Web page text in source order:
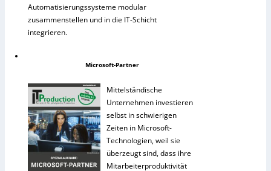
Automatisierungssysteme modular
zusammenstellen und in die IT-Schicht
integrieren.
Microsoft-Partner
Mittelständische
Unternehmen investieren
selbst in schwierigen
Zeiten in Microsoft-
Technologien, weil sie
überzeugt sind, dass ihre
Mitarbeiterproduktivität